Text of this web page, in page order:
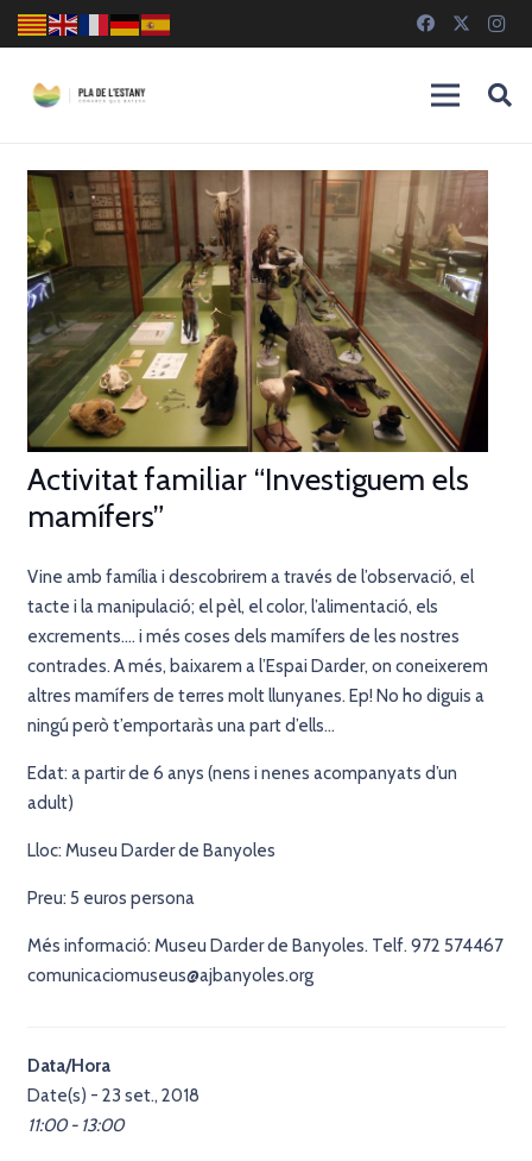
Activitat familiar “Investiguem els
mamífers”
Vine amb família i descobrirem a través de l’observació, el
tacte i la manipulació; el pèl, el color, l’alimentació, els
excrements…. i més coses dels mamífers de les nostres
contrades. A més, baixarem a l’Espai Darder, on coneixerem
altres mamífers de terres molt llunyanes. Ep! No ho diguis a
ningú però t’emportaràs una part d’ells…
Edat: a partir de 6 anys (nens i nenes acompanyats d’un
adult)
Lloc: Museu Darder de Banyoles
Preu: 5 euros persona
Més informació: Museu Darder de Banyoles. Telf. 972 574467
comunicaciomuseus@ajbanyoles.org
Data/Hora
Date(s) - 23 set., 2018
11:00 - 13:00